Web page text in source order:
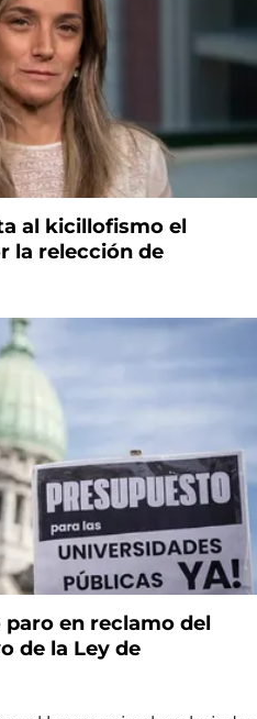
al kicillofismo el
la relección de
en reclamo del
de la Ley de